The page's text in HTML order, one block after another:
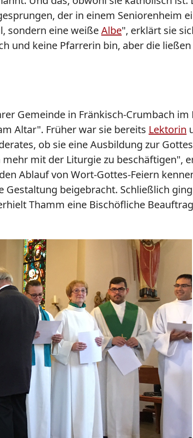
der in einem Seniorenheim
sondern eine weißeAlbe", erklärt sie
und keine Pfarrerin bin, aber die
Gemeinde in Fränkisch-Crumbach
Altar". Früher war sie bereits Lektorin
ob sie eine Ausbildung zur
mit der Liturgie zu beschäftigen",
Ablauf von Wort-Gottes-Feiern
beigebracht. Schließlich
Thamm eine Bischöfliche